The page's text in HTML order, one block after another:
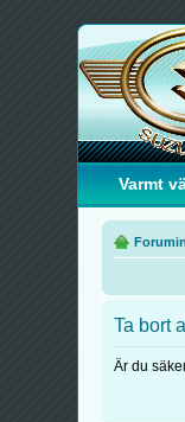
Varmt
Ta bort
Är du